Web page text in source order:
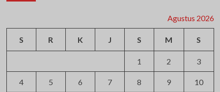
Agustus 2026
S R K J S M S
1 2 3
4 5 6 7 8 9 10